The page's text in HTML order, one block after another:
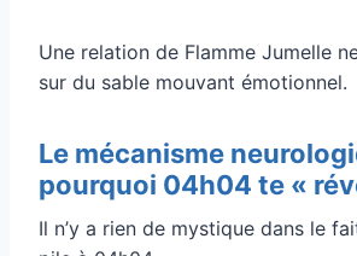
Une relation de Flamme Jumelle
sur du sable mouvant émotionnel.
Le mécanisme
pourquoi 04h04 te «
Il n’y a rien de mystique dans le